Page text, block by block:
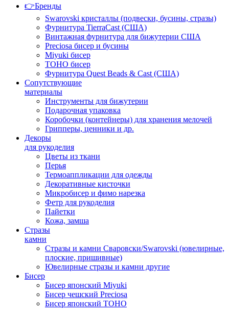
👉Бренды
Swarovski кристаллы (подвески, бусины, стразы)
Фурнитура TierraCast (США)
Винтажная фурнитура для бижутерии США
Preciosa бисер и бусины
Miyuki бисер
TOHO бисер
Фурнитура Quest Beads & Cast (США)
Сопутствующие
материалы
Инструменты для бижутерии
Подарочная упаковка
Коробочки (контейнеры) для хранения мелочей
Грипперы, ценники и др.
Декоры
для рукоделия
Цветы из ткани
Перья
Термоаппликации для одежды
Декоративные кисточки
Микробисер и фимо нарезка
Фетр для рукоделия
Пайетки
Кожа, замша
Стразы
камни
Стразы и камни Сваровски/Swarovski (ювелирные,
плоские, пришивные)
Ювелирные стразы и камни другие
Бисер
Бисер японский Miyuki
Бисер чешский Preciosa
Бисер японский TOHO